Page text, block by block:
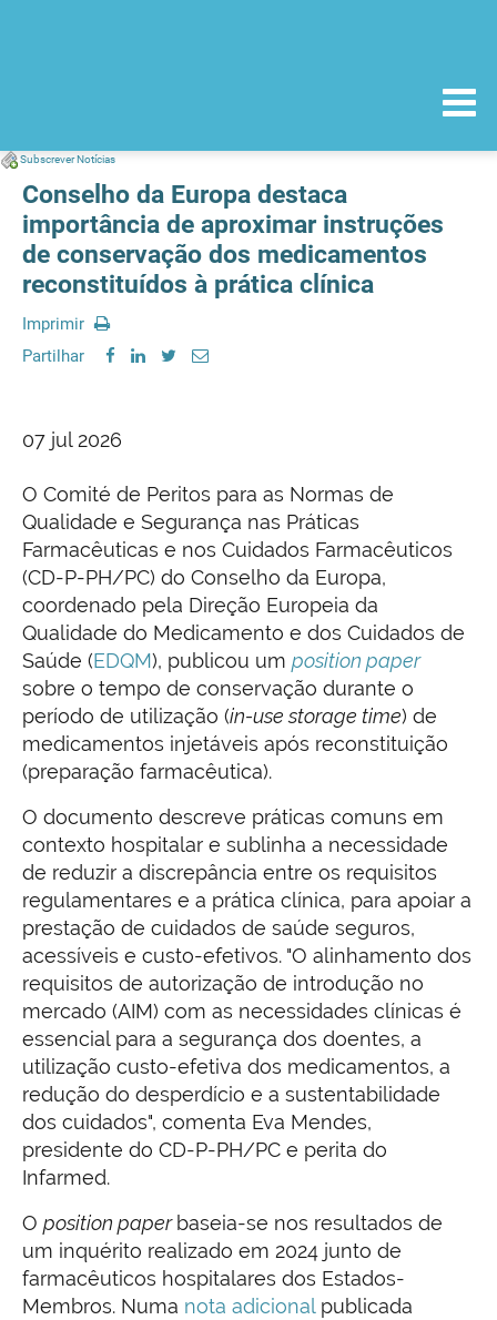
Subscrever Notícias
Conselho da Europa destaca
importância de aproximar instruções
de conservação dos medicamentos
reconstituídos à prática clínica
Imprimir
Partilhar
07 jul 2026
O Comité de Peritos para as Normas de
Qualidade e Segurança nas Práticas
Farmacêuticas e nos Cuidados Farmacêuticos
(CD-P-PH/PC) do Conselho da Europa,
coordenado pela Direção Europeia da
Qualidade do Medicamento e dos Cuidados de
Saúde (EDQM), publicou um position paper
sobre o tempo de conservação durante o
período de utilização (in-use storage time) de
medicamentos injetáveis após reconstituição
(preparação farmacêutica).
O documento descreve práticas comuns em
contexto hospitalar e sublinha a necessidade
de reduzir a discrepância entre os requisitos
regulamentares e a prática clínica, para apoiar a
prestação de cuidados de saúde seguros,
acessíveis e custo-efetivos. "O alinhamento dos
requisitos de autorização de introdução no
mercado (AIM) com as necessidades clínicas é
essencial para a segurança dos doentes, a
utilização custo-efetiva dos medicamentos, a
redução do desperdício e a sustentabilidade
dos cuidados", comenta Eva Mendes,
presidente do CD-P-PH/PC e perita do
Infarmed.
O position paper baseia-se nos resultados de
um inquérito realizado em 2024 junto de
farmacêuticos hospitalares dos Estados-
Membros. Numa nota adicionalpublicada